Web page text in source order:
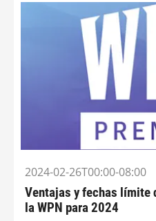
2024-02-26T00:00-08:00
Ventajas y fechas límite
la WPN para 2024